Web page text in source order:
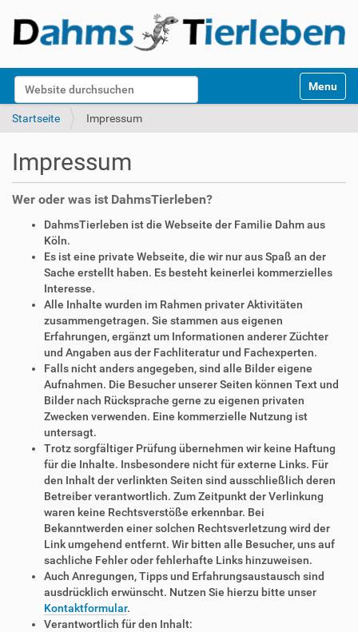
Website durchsuchen
k
Toggle
Startseite Impressum
Impressum
Wer oder was ist DahmsTierleben?
DahmsTierleben ist die Webseite der Familie Dahm aus
Köln.
Es ist eine private Webseite, die wir nur aus Spaß an der
Sache erstellt haben. Es besteht keinerlei kommerzielles
Interesse.
Alle Inhalte wurden im Rahmen privater Aktivitäten
zusammengetragen. Sie stammen aus eigenen
Erfahrungen, ergänzt um Informationen anderer Züchter
und Angaben aus der Fachliteratur und Fachexperten.
Falls nicht anders angegeben, sind alle Bilder eigene
Aufnahmen. Die Besucher unserer Seiten können Text und
Bilder nach Rücksprache gerne zu eigenen privaten
Zwecken verwenden. Eine kommerzielle Nutzung ist
untersagt.
Trotz sorgfältiger Prüfung übernehmen wir keine Haftung
für die Inhalte. Insbesondere nicht für externe Links. Für
den Inhalt der verlinkten Seiten sind ausschließlich deren
Betreiber verantwortlich. Zum Zeitpunkt der Verlinkung
waren keine Rechtsverstöße erkennbar. Bei
Bekanntwerden einer solchen Rechtsverletzung wird der
Link umgehend entfernt. Wir bitten alle Besucher, uns auf
sachliche Fehler oder fehlerhafte Links hinzuweisen.
Auch Anregungen, Tipps und Erfahrungsaustausch sind
ausdrücklich erwünscht. Nutzen Sie hierzu bitte unser
Kontaktformular.
Verantwortlich für den Inhalt: